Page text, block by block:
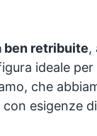
retribuite,
ideale
che
esigenze